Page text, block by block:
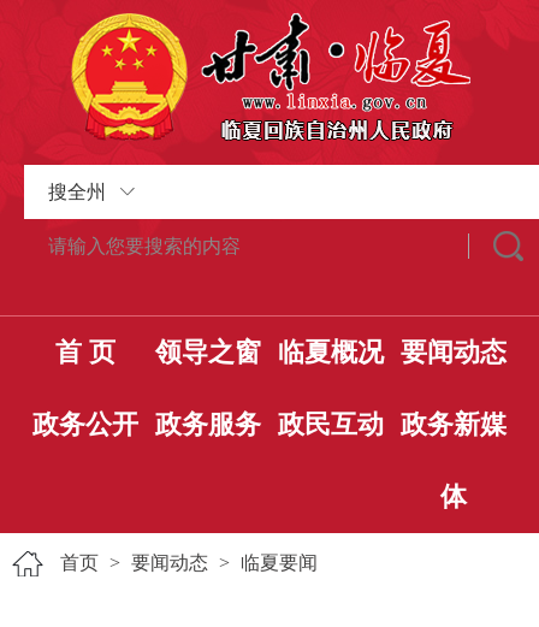
搜全州
首 页 领导之窗 临夏概况 要闻动态
政务公开 政务服务 政民互动 政务新媒
体
首页 > 要闻动态 > 临夏要闻